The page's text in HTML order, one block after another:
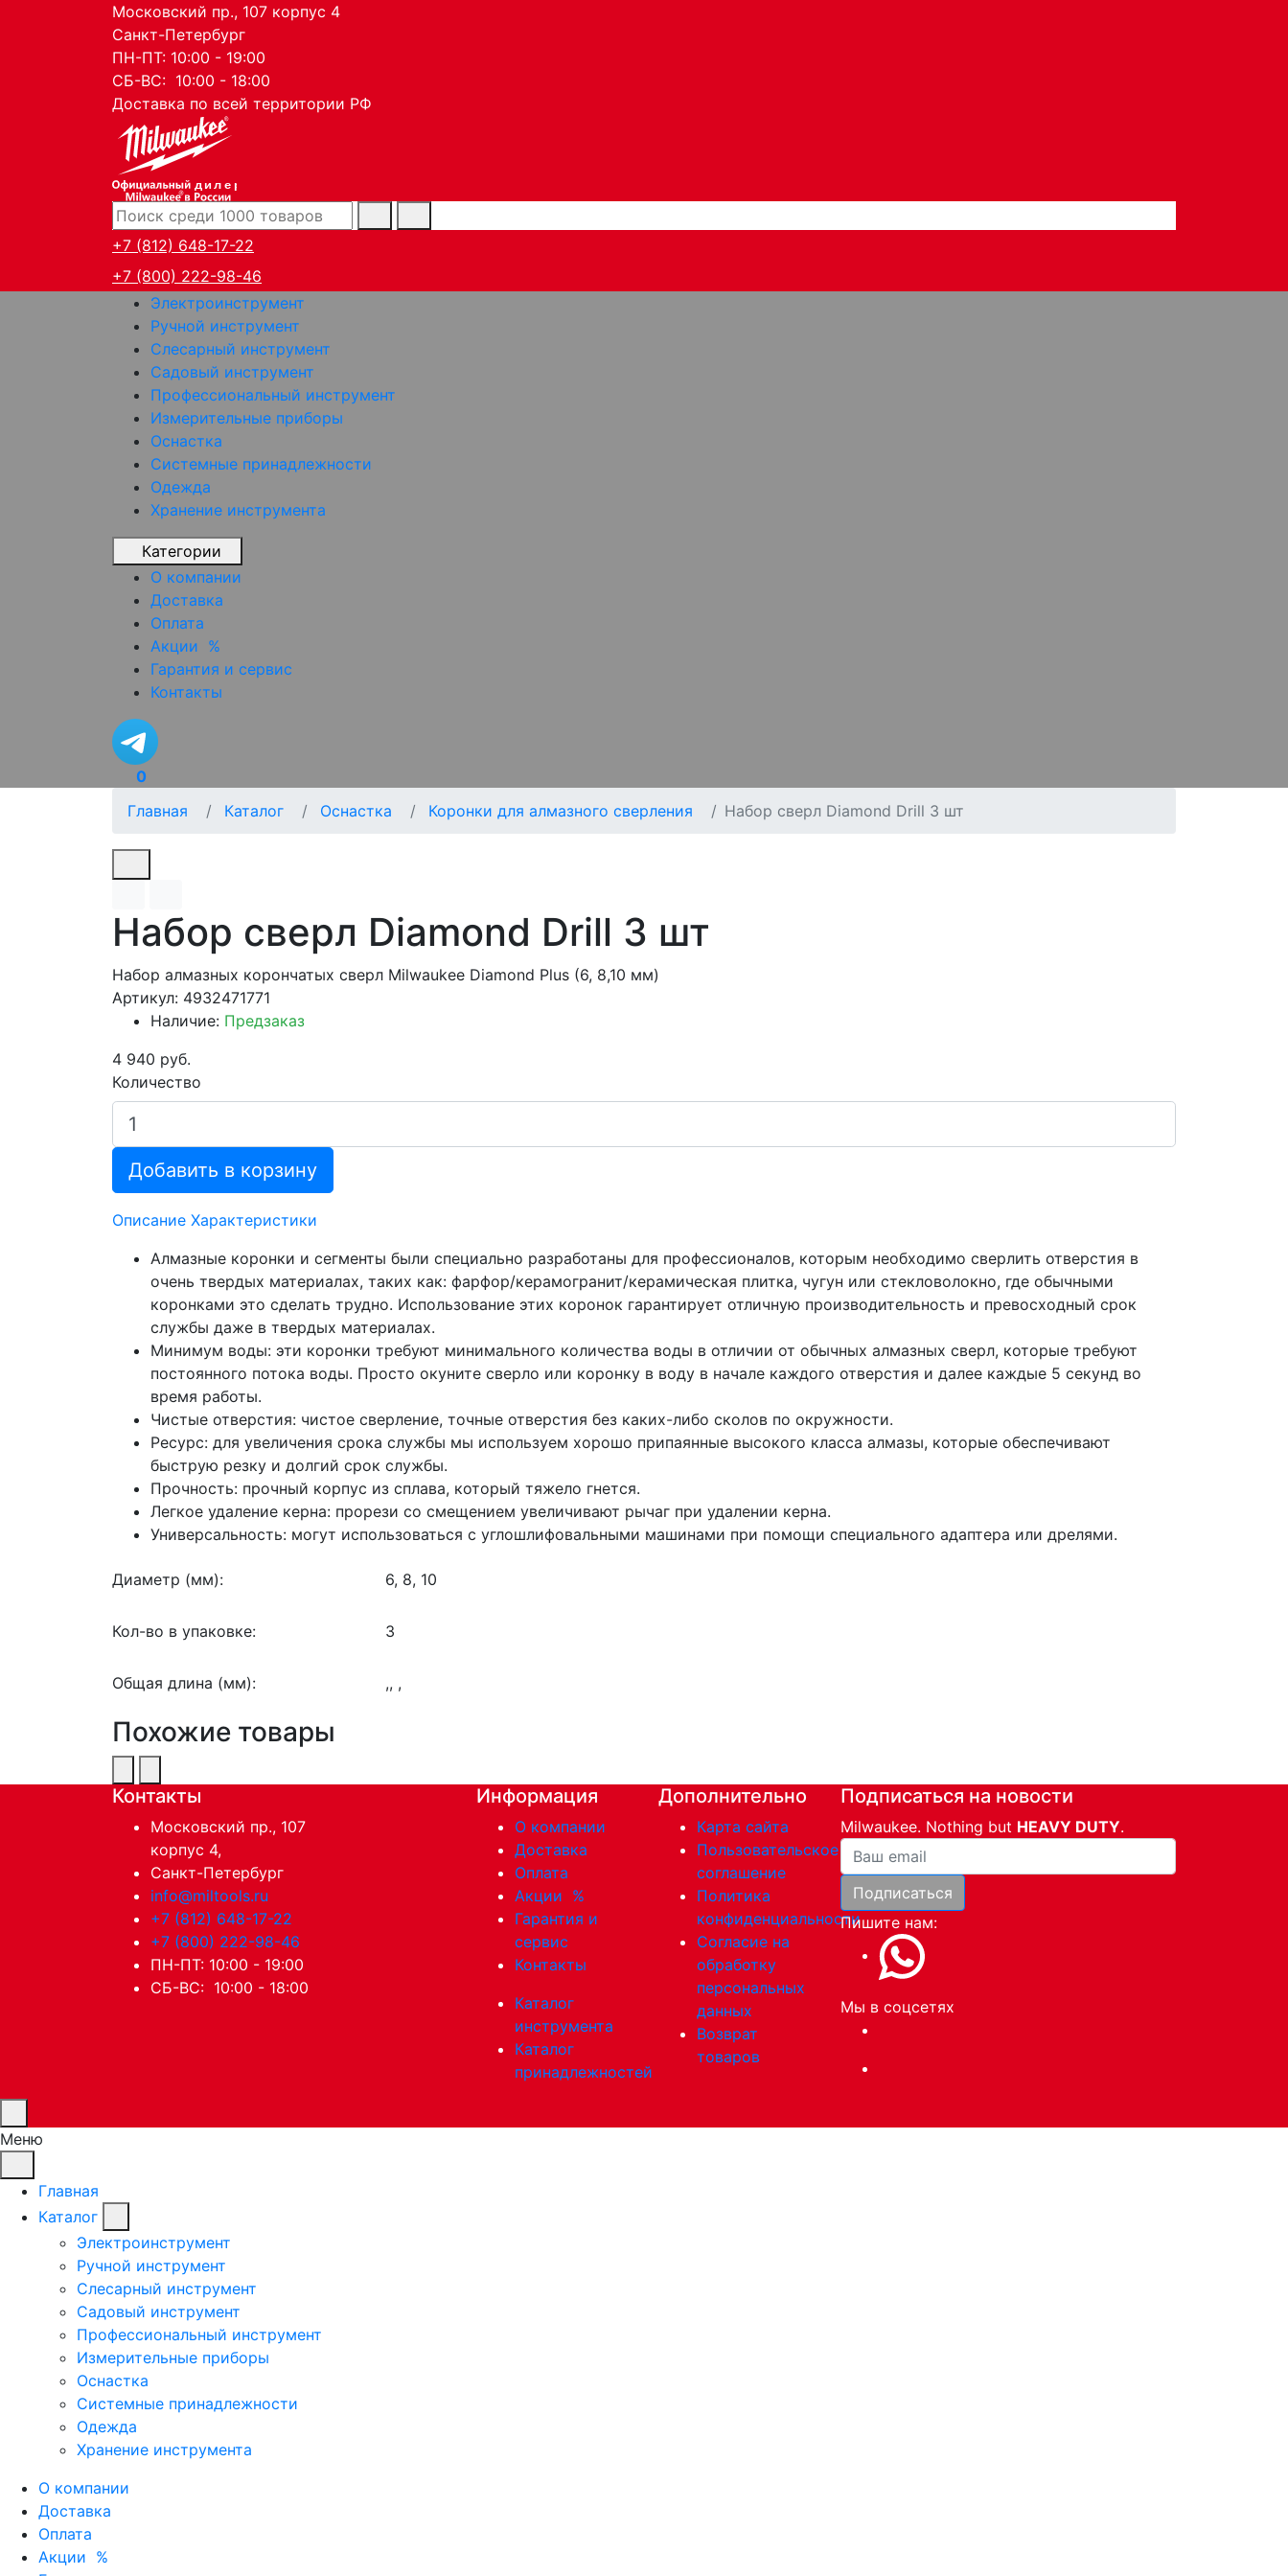
Московский пр., 107 корпус 4
Санкт-Петербург
ПН-ПТ: 10:00 - 19:00
СБ-ВС: 10:00 - 18:00
Доставка по всей территории РФ
дилер
+7 (812) 648-17-22
+7 (800) 222-98-46
Электроинструмент
Ручной инструмент
Слесарный инструмент
Садовый инструмент
Профессиональный инструмент
Измерительные приборы
Оснастка
Системные принадлежности
Одежда
Хранение инструмента
Категории
О компании
Доставка
Оплата
Акции %
Гарантия и сервис
Контакты
0
Главная
Каталог Оснастка Коронки для алмазного сверления Набор сверл Diamond Drill 3 шт
Набор сверл Diamond Drill 3 шт
Набор алмазных корончатых сверл Milwaukee Diamond Plus (6, 8,10 мм)
Артикул: 4932471771
Наличие: Предзаказ
4 940 руб.
Количество
Добавить в корзину
Описание Характеристики
Алмазные коронки и сегменты были специально разработаны для профессионалов, которым необходимо сверлить отверстия в
очень твердых материалах, таких как: фарфор/керамогранит/керамическая плитка, чугун или стекловолокно, где обычными
коронками это сделать трудно. Использование этих коронок гарантирует отличную производительность и превосходный срок
службы даже в твердых материалах.
Минимум воды: эти коронки требуют минимального количества воды в отличии от обычных алмазных сверл, которые требуют
постоянного потока воды. Просто окуните сверло или коронку в воду в начале каждого отверстия и далее каждые 5 секунд во
время работы.
Чистые отверстия: чистое сверление, точные отверстия без каких-либо сколов по окружности.
Ресурс: для увеличения срока службы мы используем хорошо припаянные высокого класса алмазы, которые обеспечивают
быструю резку и долгий срок службы.
Прочность: прочный корпус из сплава, который тяжело гнется.
Легкое удаление керна: прорези со смещением увеличивают рычаг при удалении керна.
Универсальность: могут использоваться с углошлифовальными машинами при помощи специального адаптера или дрелями.
Диаметр (мм): 6, 8, 10
Кол-во в упаковке: 3
Общая длина (мм): ,, ,
Похожие товары
Контакты
Московский пр., 107
корпус 4,
Санкт-Петербург
info@miltools.ru
+7 (812) 648-17-22
+7 (800) 222-98-46
ПН-ПТ: 10:00 - 19:00
СБ-ВС: 10:00 - 18:00
Информация
О компании
Доставка
Оплата
Акции %
Гарантия и
сервис
Контакты
Каталог
инструмента
Каталог
принадлежностей
Дополнительно
Карта сайта
Пользовательское
соглашение
Политика
конфиденциальности
Согласие на
обработку
персональных
данных
Возврат
товаров
Подписаться на новости
Milwaukee. Nothing but HEAVY DUTY.
Ваша почта
Подписаться
Пишите нам:
Мы в соцсетях
Меню
Главная
Каталог
Электроинструмент
Ручной инструмент
Слесарный инструмент
Садовый инструмент
Профессиональный инструмент
Измерительные приборы
Оснастка
Системные принадлежности
Одежда
Хранение инструмента
О компании
Доставка
Оплата
Акции %